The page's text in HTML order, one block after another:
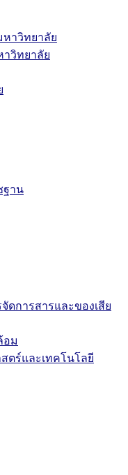
าวิทยาลัย
วิทยาลัย
าน
ดการสารและของเสีย
อม
ตร์และเทคโนโลยี